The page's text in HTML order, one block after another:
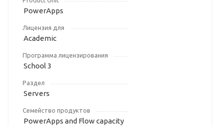
PowerApps
Лицензия для
Academic
Программа лицензирования
School 3
Раздел
Servers
Семейство продуктов
PowerApps and Flow capacity